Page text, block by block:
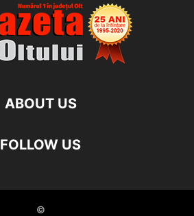
ABOUT US
FOLLOW US
©